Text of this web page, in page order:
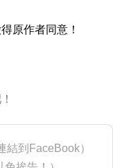
原作者同意！
結到FaceBook）